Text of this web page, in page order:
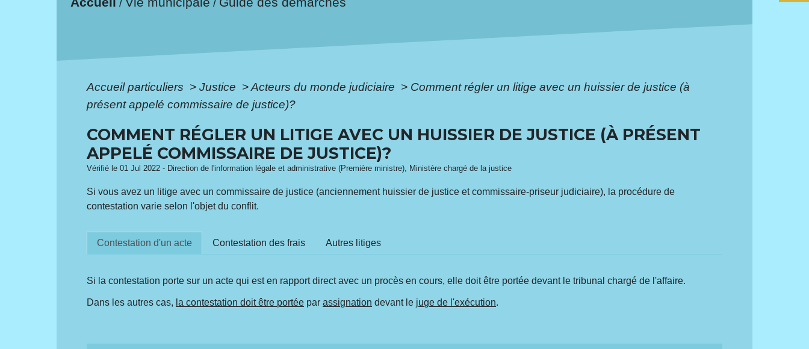
/ /
Accueil particuliers > Justice >Acteurs du monde judiciaire > Comment régler un litige avec un huissier de justice (à
présent appelé commissaire de justice)?
COMMENT RÉGLER UN LITIGE AVEC UN HUISSIER DE JUSTICE (À PRÉSENT
APPELÉ COMMISSAIRE DE JUSTICE)?
Vérifié le 01 Jul 2022 - Direction de l'information légale et administrative (Première ministre), Ministère chargé de la justice
Si vous avez un litige avec un commissaire de justice (anciennement huissier de justice et commissaire-priseur judiciaire), la procédure de
contestation varie selon l'objet du conflit.
Contestation d'un acte Contestation des frais Autres litiges
Si la contestation porte sur un acte qui est en rapport direct avec un procès en cours, elle doit être portée devant le tribunal chargé de l'affaire.
Dans les autres cas, la contestation doit être portée parassignation devant le juge de l'exécution.